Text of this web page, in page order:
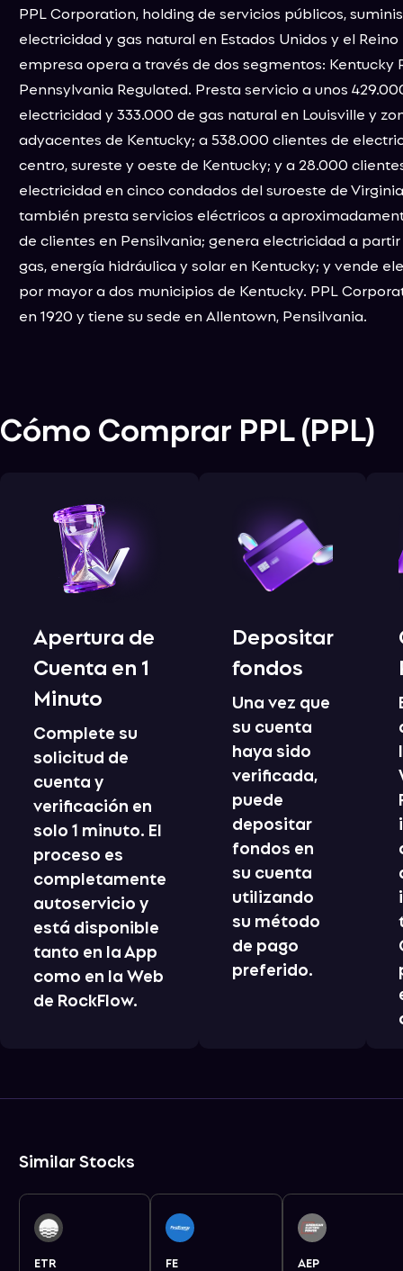
PPL Corporation, holding de servicios públicos,
electricidad y gas natural en Estados Unidos y el Reino
empresa opera a través de dos segmentos: Kentucky
Pennsylvania Regulated. Presta servicio a unos
electricidad y 333.000 de gas natural en Louisville y
adyacentes de Kentucky; a 538.000 clientes de
centro, sureste y oeste de Kentucky; y a 28.000
electricidad en cinco condados del suroeste de
también presta servicios eléctricos a
de clientes en Pensilvania; genera electricidad a
gas, energía hidráulica y solar en Kentucky; y vende
por mayor a dos municipios de Kentucky. PPL
en 1920 y tiene su sede en Allentown, Pensilvania.
Cómo Comprar PPL(PPL)
Apertura de
Cuenta en 1
Minuto
Complete su
solicitud de
cuenta y
verificación en
solo 1 minuto. El
proceso es
completamente
autoservicio y
está disponible
tanto en la App
como en la Web
de RockFlow.
Depositar
fondos
Una vez que
su cuenta
haya sido
verificada,
puede
depositar
fondos en
su cuenta
utilizando
su método
de pago
preferido.
Similar Stocks
ETR FE AEP